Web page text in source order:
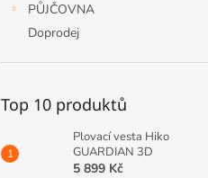
PŮJČOVNA
Doprodej
Top 10 produktů
Plovací vesta Hiko
GUARDIAN 3D
5 899 Kč